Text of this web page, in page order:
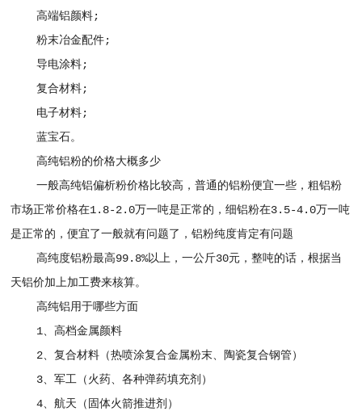
高端铝颜料;
粉末冶金配件;
导电涂料;
复合材料;
电子材料;
蓝宝石。
高纯铝粉的价格大概多少
一般高纯铝偏析粉价格比较高，普通的铝粉便宜一些，粗铝粉
市场正常价格在1.8-2.0万一吨是正常的，细铝粉在3.5-4.0万一吨
是正常的，便宜了一般就有问题了，铝粉纯度肯定有问题
高纯度铝粉最高99.8%以上，一公斤30元，整吨的话，根据当
天铝价加上加工费来核算。
高纯铝用于哪些方面
1、高档金属颜料
2、复合材料（热喷涂复合金属粉末、陶瓷复合钢管）
3、军工（火药、各种弹药填充剂）
4、航天（固体火箭推进剂）